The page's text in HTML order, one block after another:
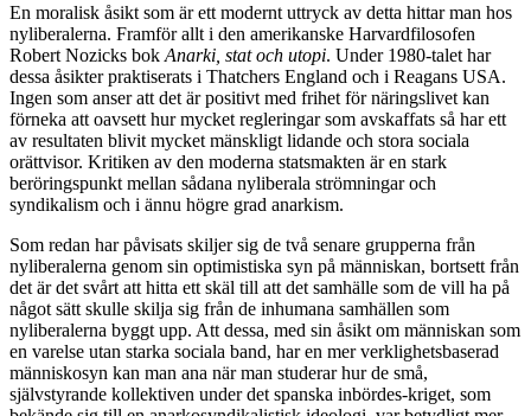
En moralisk åsikt som är ett modernt uttryck av detta hittar man hos
nyliberalerna. Framför allt i den amerikanske Harvardfilosofen
Robert Nozicks bok Anarki, stat och utopi. Under 1980-talet har
dessa åsikter praktiserats i Thatchers England och i Reagans USA.
Ingen som anser att det är positivt med frihet för näringslivet kan
förneka att oavsett hur mycket regleringar som avskaffats så har ett
av resultaten blivit mycket mänskligt lidande och stora sociala
orättvisor. Kritiken av den moderna statsmakten är en stark
beröringspunkt mellan sådana nyliberala strömningar och
syndikalism och i ännu högre grad anarkism.
Som redan har påvisats skiljer sig de två senare grupperna från
nyliberalerna genom sin optimistiska syn på människan, bortsett från
det är det svårt att hitta ett skäl till att det samhälle som de vill ha på
något sätt skulle skilja sig från de inhumana samhällen som
nyliberalerna byggt upp. Att dessa, med sin åsikt om människan som
en varelse utan starka sociala band, har en mer verklighetsbaserad
människosyn kan man ana när man studerar hur de små,
självstyrande kollektiven under det spanska inbördes-kriget, som